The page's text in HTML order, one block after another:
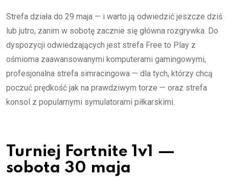
Strefa działa do 29 maja — i warto ją odwiedzić jeszcze dziś
lub jutro, zanim w sobotę zacznie się główna rozgrywka. Do
dyspozycji odwiedzających jest strefa Free to Play z
ośmioma zaawansowanymi komputerami gamingowymi,
profesjonalna strefa simracingowa — dla tych, którzy chcą
poczuć prędkość jak na prawdziwym torze — oraz strefa
konsol z popularnymi symulatorami piłkarskimi.
Turniej Fortnite 1v1 —
sobota 30 maja